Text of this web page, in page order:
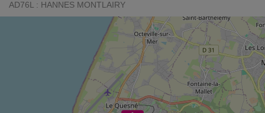
AD76L : HANNES MONTLAIRY